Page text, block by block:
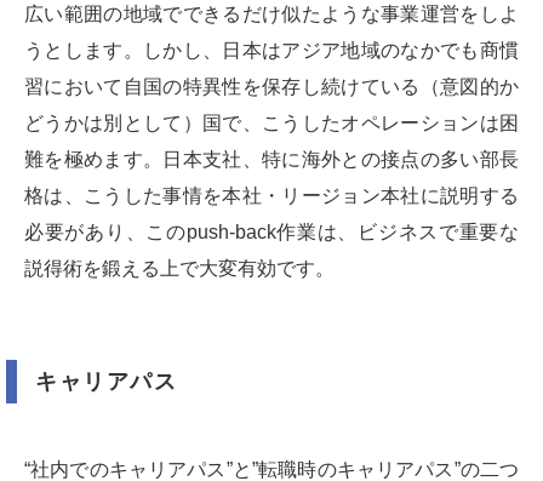
広い範囲の地域でできるだけ似たような事業運営をしよ
うとします。しかし、日本はアジア地域のなかでも商慣
習において自国の特異性を保存し続けている（意図的か
どうかは別として）国で、こうしたオペレーションは困
難を極めます。日本支社、特に海外との接点の多い部長
格は、こうした事情を本社・リージョン本社に説明する
必要があり、このpush-back作業は、ビジネスで重要な
説得術を鍛える上で大変有効です。
キャリアパス
“社内でのキャリアパス”と”転職時のキャリアパス”の二つ